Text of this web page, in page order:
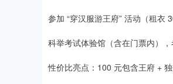
参加 “穿汉服游王府” 活动（租衣
科举考试体验馆（含在门票内），
性价比亮点：100 元包含王府 +